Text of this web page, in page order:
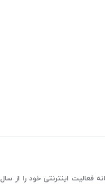
خود را از سال 1402 آغاز نموده است